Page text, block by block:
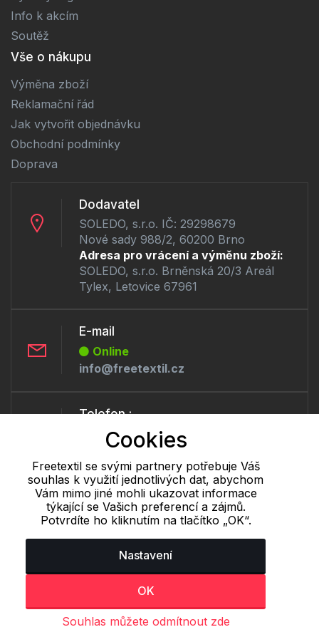
Info k akcím
Soutěž
Vše o nákupu
Výměna zboží
Reklamační řád
Jak vytvořit objednávku
Obchodní podmínky
Doprava
Dodavatel
SOLEDO, s.r.o. IČ: 29298679
Nové sady 988/2, 60200 Brno
Adresa pro vrácení a výměnu zboží:
SOLEDO, s.r.o. Brněnská 20/3 Areál
Tylex, Letovice 67961
E-mail
Online
info@freetextil.cz
Telefon :
Offline
+420 530 334 460
Cookie - podrobné nastavení| Další informace|Ochrana osobních
Cookies
Freetextil se svými partnery potřebuje Váš
souhlas k využití jednotlivých dat, abychom
Vám mimo jiné mohli ukazovat informace
týkající se Vašich preferencí a zájmů.
Potvrdíte ho kliknutím na tlačítko „OK“.
Nastavení
OK
Souhlas můžete odmítnout zde